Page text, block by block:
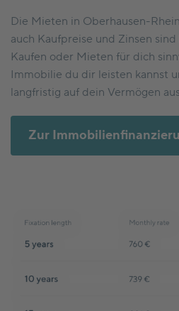
Die Mieten in Oberhausen-
auch Kaufpreise und Zinsen
Kaufen oder Mieten für dich
Immobilie du dir leisten kannst
langfristig auf dein Vermögen
Zur